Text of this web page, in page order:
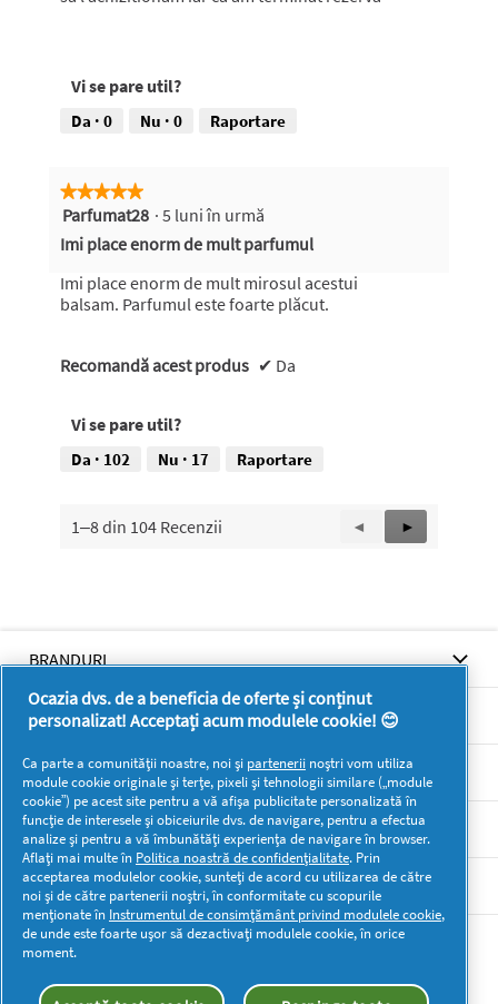
Vi se pare util?
Da · 0 Nu · 0 Raportare
★★★★★
★★★★★
5
din
5
stele.
Parfumat28 · 5 luni în urmă
Imi place enorm de mult parfumul
Imi place enorm de mult mirosul acestui
balsam. Parfumul este foarte plăcut.
Recomandă acest produs ✔ Da
Vi se pare util?
Da · 102 Nu · 17 Raportare
1–8 din 104 Recenzii
Înapoi
Reviews
◄
Înainte
Reviews
►
BRANDURI
BRANDURI
SUPORT
SECŢIUNI
DOCUMENTE LEGALE DETERGENTI SA
Mai multă inspirație
Ocazia dvs. de a beneficia de oferte și conținut
personalizat! Acceptați acum modulele cookie! 😊
Ca parte a comunității noastre, noi și partenerii noștri vom utiliza
module cookie originale și terțe, pixeli și tehnologii similare („module
cookie”) pe acest site pentru a vă afișa publicitate personalizată în
funcție de interesele și obiceiurile dvs. de navigare, pentru a efectua
analize și pentru a vă îmbunătăți experiența de navigare în browser.
Aflați mai multe în Politica noastră de confidențialitate. Prin
acceptarea modulelor cookie, sunteți de acord cu utilizarea de către
noi și de către partenerii noștri, în conformitate cu scopurile
menționate în Instrumentul de consimțământ privind modulele cookie,
de unde este foarte ușor să dezactivați modulele cookie, în orice
moment.